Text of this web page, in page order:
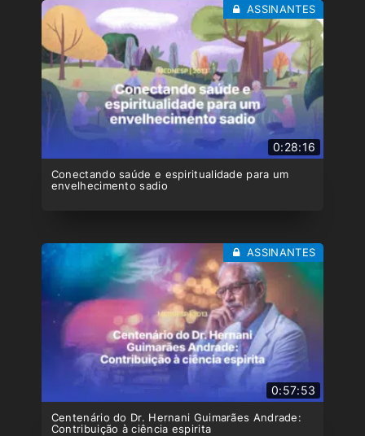
0:28:16
Conectando saúde e espiritualidade para um
envelhecimento sadio
ASSINANTES
0:57:53
Centenário do Dr. Hernani Guimarães Andrade:
Contribuição à ciência espirita
ASSINANTES